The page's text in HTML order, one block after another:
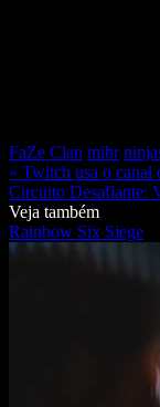
FaZe Clan mibr
« Twitch usa o canal
Circuito Desafiante:
Veja também
Rainbow Six Siege